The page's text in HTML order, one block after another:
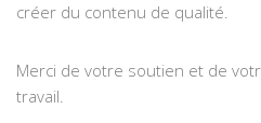
créer du contenu de qualité.
Merci de votre soutien et de
travail.